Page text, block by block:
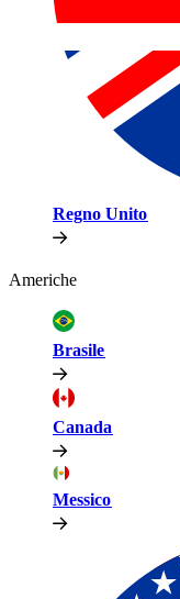
Regno Unito​​
Americhe​​
Brasile​​
Canada​​
Messico​​